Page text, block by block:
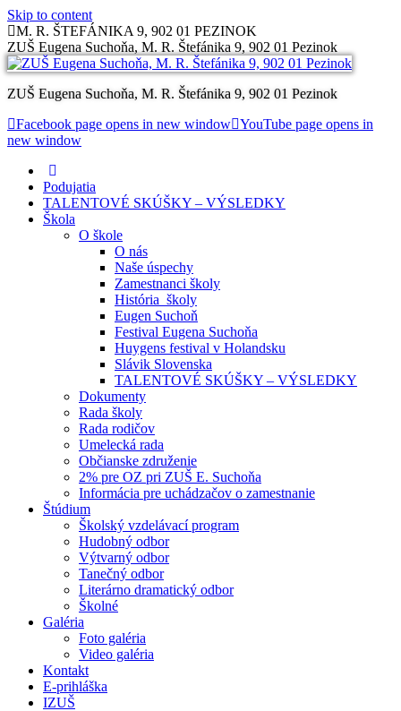
Skip to content
M. R. ŠTEFÁNIKA 9, 902 01 PEZINOK
ZUŠ Eugena Suchoňa, M. R. Štefánika 9, 902 01 Pezinok
ZUŠ Eugena Suchoňa, M. R. Štefánika 9, 902 01 Pezinok
Facebook page opens in new window YouTube page opens in
new window
Podujatia
TALENTOVÉ SKÚŠKY – VÝSLEDKY
Škola
O škole
O nás
Naše úspechy
Zamestnanci školy
História školy
Eugen Suchoň
Festival Eugena Suchoňa
Huygens festival v Holandsku
Slávik Slovenska
TALENTOVÉ SKÚŠKY – VÝSLEDKY
Dokumenty
Rada školy
Rada rodičov
Umelecká rada
Občianske združenie
2% pre OZ pri ZUŠ E. Suchoňa
Informácia pre uchádzačov o zamestnanie
Štúdium
Školský vzdelávací program
Hudobný odbor
Výtvarný odbor
Tanečný odbor
Literárno dramatický odbor
Školné
Galéria
Foto galéria
Video galéria
Kontakt
E-prihláška
IZUŠ